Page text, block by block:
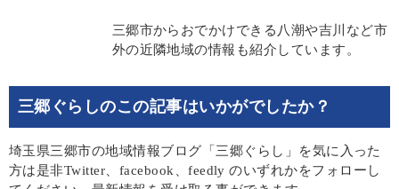
三郷市からおでかけできる八潮や吉川など市
外の近隣地域の情報も紹介しています。
三郷ぐらしのこの記事はいかがでしたか？
埼玉県三郷市の地域情報ブログ「三郷ぐらし」を気に入った
方は是非Twitter、facebook、feedly のいずれかをフォローし